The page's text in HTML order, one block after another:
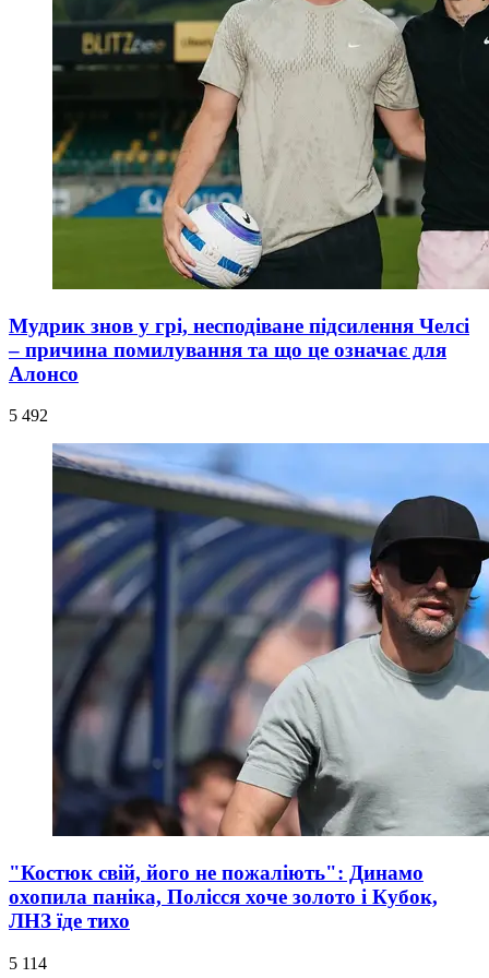
Мудрик знов у грі, несподіване підсилення Челсі
– причина помилування та що це означає для
Алонсо
5 492
"Костюк свій, його не пожаліють": Динамо
охопила паніка, Полісся хоче золото і Кубок,
ЛНЗ їде тихо
5 114